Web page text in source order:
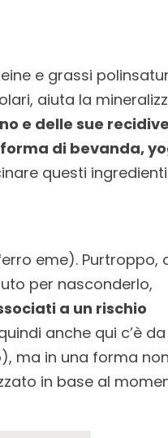
e grassi
aiuta la
e delle sue recidive
di bevanda,
questi
eme). Purtroppo,
per nasconderlo,
a un rischio
anche qui c’è
ma in una forma
in base al